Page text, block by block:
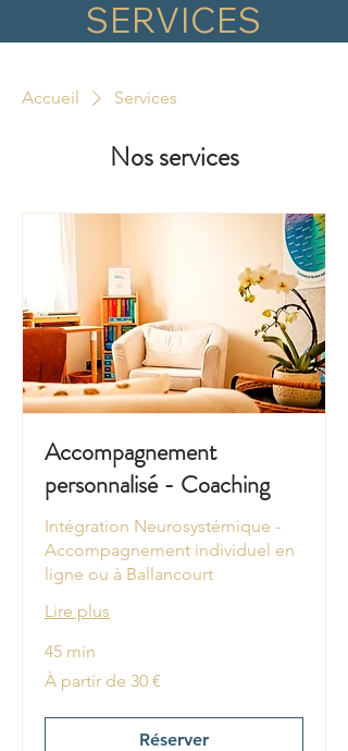
SERVICES
Accueil Services
Nos services
Accompagnement
personnalisé - Coaching
Intégration Neurosystémique -
Accompagnement individuel en
ligne ou à Ballancourt
Lire plus
45 min
À
partir
euros
À partir de 30 €
Réserver